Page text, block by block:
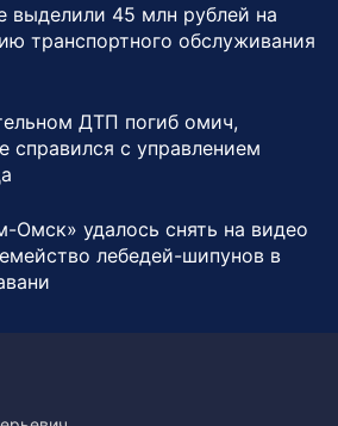
выделили 45 млн рублей на
транспортного обслуживания
ДТП погиб омич,
справился с управлением
Омск» удалось снять на видео
лебедей-шипунов в